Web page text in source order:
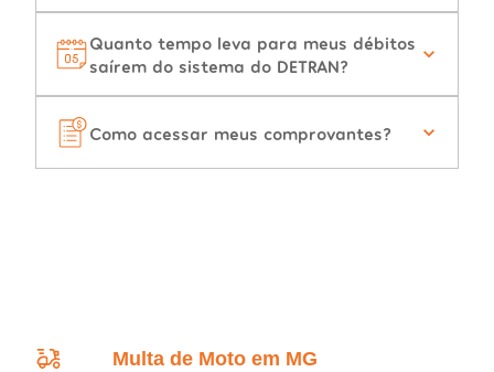
Quanto tempo leva para meus débitos
saírem do sistema do DETRAN?
Como acessar meus comprovantes?
Multa de Moto em MG